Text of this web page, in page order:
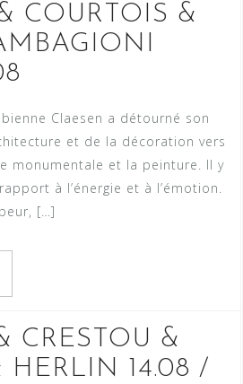
COURTOIS &
Claesen a détourné son
et de la décoration vers
monumentale et la peinture. Il y
à l’énergie et à l’émotion.
[…]
CRESTOU &
HERLIN 14.08 /